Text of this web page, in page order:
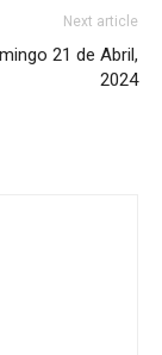
Next article
21 de Abril,
2024